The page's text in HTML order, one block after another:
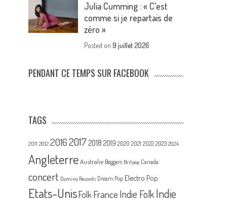
Julia Cumming : « C’est
comme si je repartais de
zéro »
Posted on9 juillet 2026
PENDANT CE TEMPS SUR FACEBOOK
TAGS
2011 2012 20162017 2018 2019 2020 2021 2022 2023 2024
Angleterre Australie Beggars Britpop Canada
concert Domino Records Dream Pop Electro Pop
Etats-UnisFolk France Indie FolkIndie